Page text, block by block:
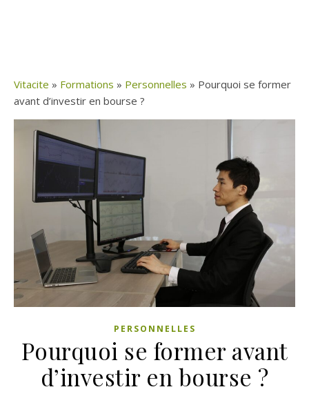
Vitacite » Formations » Personnelles » Pourquoi se former
avant d’investir en bourse ?
PERSONNELLES
Pourquoi se former avant
d’investir en bourse ?